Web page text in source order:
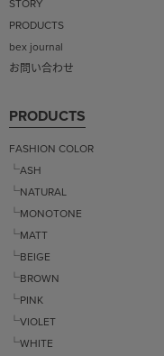
STORY
PRODUCTS
bex journal
お問い合わせ
PRODUCTS
FASHION COLOR
└ASH
└NATURAL
└MONOTONE
└MATT
└BEIGE
└BROWN
└PINK
└VIOLET
└WHITE